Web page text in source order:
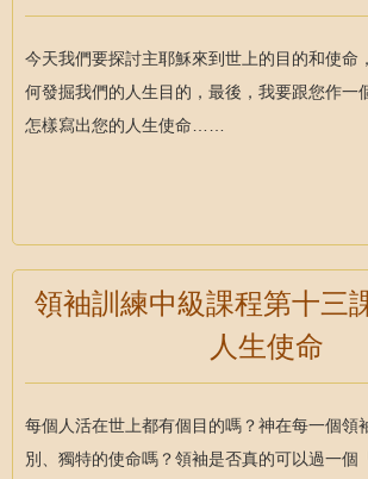
今天我們要探討主耶穌來到世上的目的和使命
何發掘我們的人生目的，最後，我要跟您作一
怎樣寫出您的人生使命……
領袖訓練中級課程第十三
人生使命
每個人活在世上都有個目的嗎？神在每一個領
別、獨特的使命嗎？領袖是否真的可以過一個